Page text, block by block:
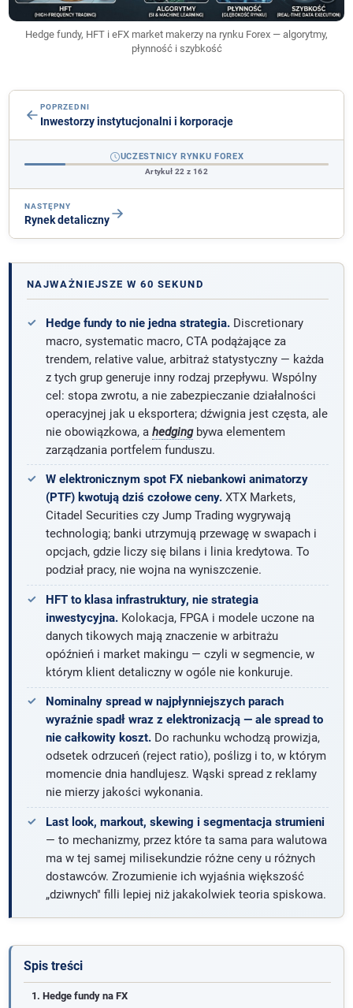
Hedge fundy, HFT i eFX market makerzy na rynku Forex — algorytmy,
płynność i szybkość
POPRZEDNI
Inwestorzy instytucjonalni i korporacje
UCZESTNICY RYNKU FOREX
Artykuł 22 z 162
NASTĘPNY
Rynek detaliczny
NAJWAŻNIEJSZE W 60 SEKUND
Hedge fundy to nie jedna strategia.Discretionary
macro, systematic macro, CTA podążające za
trendem, relative value, arbitraż statystyczny — każda
z tych grup generuje inny rodzaj przepływu. Wspólny
cel: stopa zwrotu, a nie zabezpieczanie działalności
operacyjnej jak u eksportera; dźwignia jest częsta, ale
nie obowiązkowa, a hedgingbywa elementem
zarządzania portfelem funduszu.
W elektronicznym spot FX niebankowi animatorzy
(PTF) kwotują dziś czołowe ceny.XTX Markets,
Citadel Securities czy Jump Trading wygrywają
technologią; banki utrzymują przewagę w swapach i
opcjach, gdzie liczy się bilans i linia kredytowa. To
podział pracy, nie wojna na wyniszczenie.
HFT to klasa infrastruktury, nie strategia
inwestycyjna.Kolokacja, FPGA i modele uczone na
danych tikowych mają znaczenie w arbitrażu
opóźnień i market makingu — czyli w segmencie, w
którym klient detaliczny w ogóle nie konkuruje.
Nominalny spread w najpłynniejszych parach
wyraźnie spadł wraz z elektronizacją — ale spread to
nie całkowity koszt.Do rachunku wchodzą prowizja,
odsetek odrzuceń (reject ratio), poślizg i to, w którym
momencie dnia handlujesz. Wąski spread z reklamy
nie mierzy jakości wykonania.
Last look, markout, skewing i segmentacja strumieni
— to mechanizmy, przez które ta sama para walutowa
ma w tej samej milisekundzie różne ceny u różnych
dostawców. Zrozumienie ich wyjaśnia większość
„dziwnych" filli lepiej niż jakakolwiek teoria spiskowa.
Spis treści
1. Hedge fundy na FX